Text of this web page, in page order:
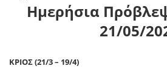
Ημερήσια
21/05/
ΚΡΙΟΣ (21/3 – 19/4)